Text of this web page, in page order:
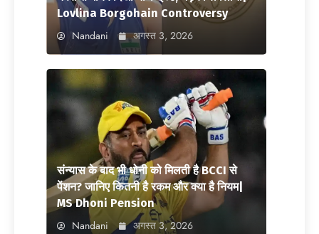
Lovlina Borgohain Controversy
Nandani अगस्त 3, 2026
संन्यास के बाद भी धोनी को मिलती है BCCI से
पेंशन? जानिए कितनी है रकम और क्या है नियम|
MS Dhoni Pension
Nandani अगस्त 3, 2026